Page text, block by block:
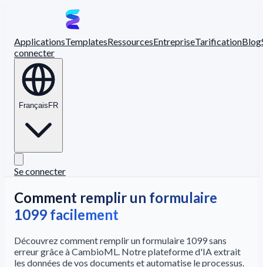
ApplicationsTemplatesRessourcesEntrepriseTarificationBlog
connecter
Français FR
Se connecter
Comment remplir un formulaire
1099 facilement
Découvrez comment remplir un formulaire 1099 sans
erreur grâce à CambioML. Notre plateforme d'IA extrait
les données de vos documents et automatise le processus.